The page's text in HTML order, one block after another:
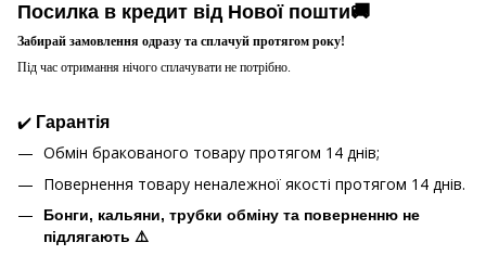
Посилка в кредит від Нової пошти🚚
Забирай замовлення одразу та сплачуй протягом року!
Під час отримання нічого сплачувати не потрібно.
✔️ Гарантія
Обмін бракованого товару протягом 14 днів;
Повернення товару неналежної якості протягом 14 днів.
Бонги, кальяни, трубки обміну та поверненню не
підлягають ⚠️